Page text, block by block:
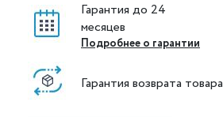
Гарантия до 24
месяцев
Подробнее о гарантии
Гарантия возврата товара